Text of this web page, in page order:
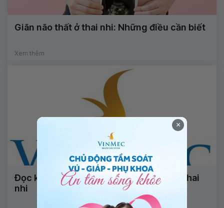
Giãn não thất ở thai nhi: Những điều cần biết
Xem thêm
Đọc kết quả xét nghiệm sàng lọc dị tật thai
nhi
×